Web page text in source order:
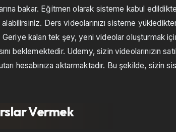
bakar. Eğitmen olarak sisteme kabul
Ders videolarınızı sisteme
Geriye kalan tek şey, yeni videolar oluşturmak
beklemektedir. Udemy, sizin videolarınızın
hesabınıza aktarmaktadır. Bu şekilde, sizin
Vermek